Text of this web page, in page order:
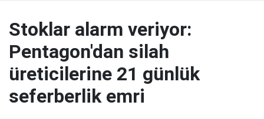
Stoklar alarm veriyor:
Pentagon'dan silah
üreticilerine 21 günlük
seferberlik emri